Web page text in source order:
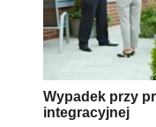
Wypadek przy
integracyjnej